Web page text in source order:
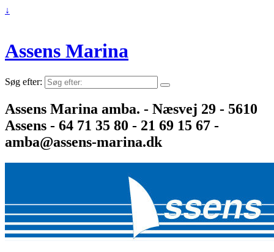
↓
Assens Marina
Søg efter:
Assens Marina amba. - Næsvej 29 - 5610
Assens - 64 71 35 80 - 21 69 15 67 -
amba@assens-marina.dk